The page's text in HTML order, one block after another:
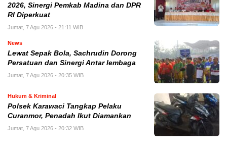
2026, Sinergi Pemkab Madina dan DPR
RI Diperkuat
Jumat, 7 Agu 2026 - 21:11 WIB
News
Lewat Sepak Bola, Sachrudin Dorong
Persatuan dan Sinergi Antar lembaga
Jumat, 7 Agu 2026 - 20:35 WIB
Hukum & Kriminal
Polsek Karawaci Tangkap Pelaku
Curanmor, Penadah Ikut Diamankan
Jumat, 7 Agu 2026 - 20:32 WIB